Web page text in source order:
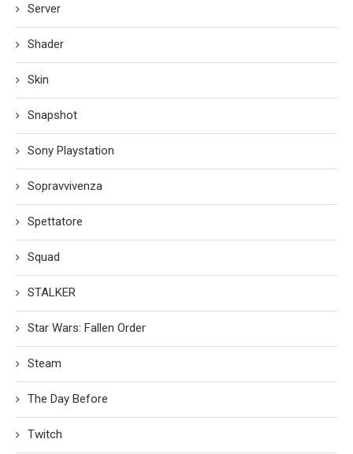
Server
Shader
Skin
Snapshot
Sony Playstation
Sopravvivenza
Spettatore
Squad
STALKER
Star Wars: Fallen Order
Steam
The Day Before
Twitch